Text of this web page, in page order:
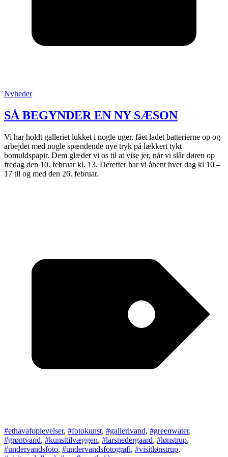
Posted
:
Nyheder
SÅ BEGYNDER EN NY SÆSON
Vi har holdt galleriet lukket i nogle uger, fået ladet batterierne op og
arbejdet med nogle spændende nye tryk på lækkert tykt
bomuldspapir. Dem glæder vi os til at vise jer, når vi slår døren op
fredag den 10. februar kl. 13. Derefter har vi åbent hver dag kl 10 –
17 til og med den 26. februar.
#ethavafoplevelser, #fotokunst, #gallerivand, #greenwater,
#grøntvand, #kunsttilvæggen, #larsnedergaard, #lønstrup,
#undervandsfoto, #undervandsfotografi, #visitlønstrup,